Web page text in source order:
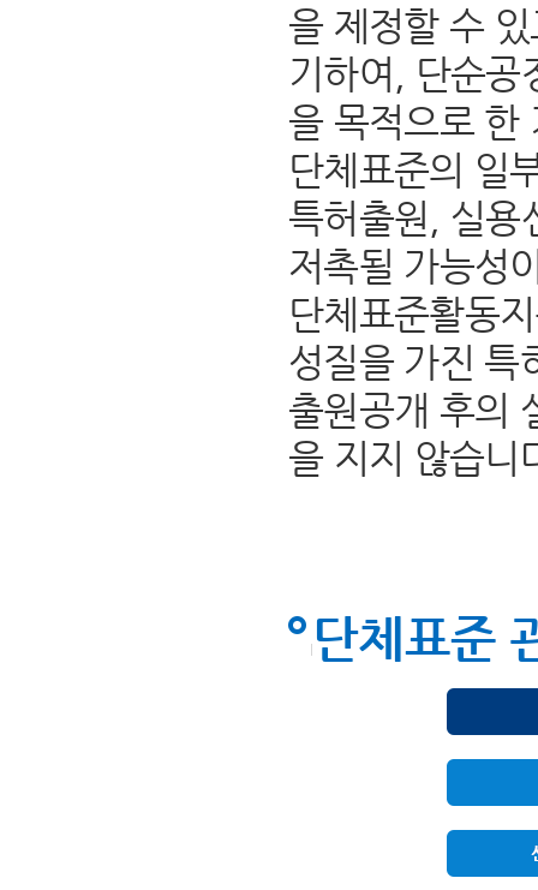
을 제정할 수
기하여, 단순공
을 목적으로 한
단체표준의 일
특허출원, 실용
저촉될 가능성
단체표준활동
성질을 가진 특
출원공개 후의
을 지지 않습니
단체표준